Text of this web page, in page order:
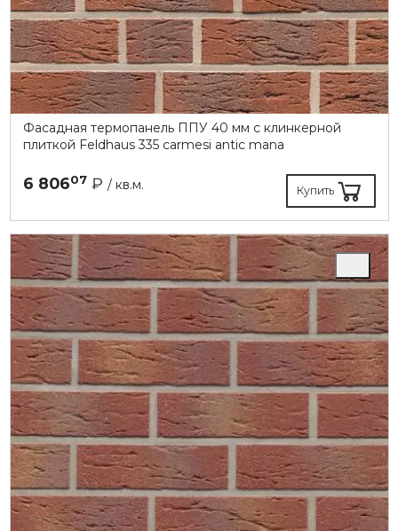
Фасадная термопанель ППУ 40 мм с клинкерной
плиткой Feldhaus 335 carmesi antic mana
6 80607₽ / кв.м. Купить